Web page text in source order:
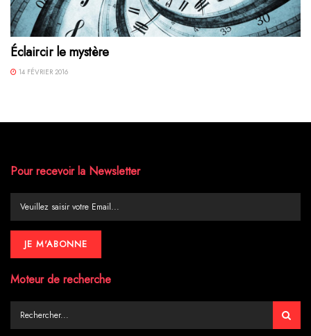
Éclaircir le mystère
14 FÉVRIER 2016
Pour recevoir la Newsletter
Moteur de recherche